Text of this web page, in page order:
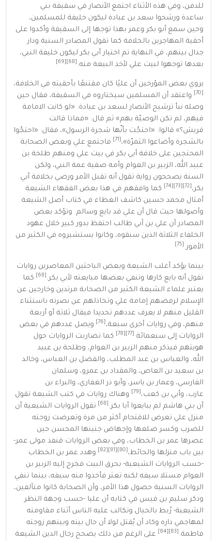
للدفن، وفي هذه الأثناء اجتمع الأنصارفي سقيفة بني
ساعدة ورشحوا سعد بن عبادة ليكون خليفة للمسلمين،
وحين سمع أبو بكر وعمر بهذا توجها إلى السقيفة وأكدوا على
أحقية المهاجرين بالخلافة كما تقول المصادر السنية ودار
جدال بينهم، في النهاية تم اختيار أبي بكر ليكون خليفة النبي،
بعدها توجهوا لبيت علي لأخذ البيعة منه.
يروي بعض المؤرخين أن عليًا كان مقتنعًا بأحقيته في الخلافة،
واعتقد أن المسلمين سيختاروه في السقيفة، فقال حين
وصله نبأ ترشيح الأنصار لسعد بن عبادة: «لو كانت الامامة
فيهم، لم تكن الوصيّة بهم» ثم قال: «فماذا قالت
قريش؟» قالوا: «احتجّت بأنّها شجرة الرسول»، فقال: «احتجّوا
بالشجرة وأضاعوا الثمرّة»،
فاجتمع علي وبعض الصحابة
المحتجين على خلافة أبي بكر في بيت علي ومنهم طلحة بن
عبيد الله، الزبير بن العوام وأمه صفية عمة النبي، ولكن
السنة يصححون رواية تقول أنه تقبل الأمر ورضي بخلافة أبي
بكر،
كما وافقهم في هذا بعض الفقهاء الشيعة
أمثال محمد حسين كاشف الغطاء في كتاب أصل الشيعة
وأصولها حيث قال أن علي قد بايع وسالم. وتؤكد بعض
المصادر أن علي بن أبي طالب احتفظ بدور كبير خلال عهود
الخلفاء الثلاثة الذين سبقوه، وكانوا يستشيروه في الكثير من
الأمور.
بينما يؤكد أغلب الشيعة وبعض الباحثين المعاصرين روايات
تقول أنه بايع كارها وتنفي بعضها مبايعته لأبي بكر.
كما
يعتبر علماء الشيعة الكثير من الصحابة مرتدين وخارجين عن
الإسلام لرفضهم إمامة علي وتخاذلهم عن نصرته باستثناء
القليل منهم لا يعرف عددهم تحديدا فيقال ثلاثة أو أربعة
منهم، وفي روايات أخرى سبعة،
ويصل عددهم في بعض
الروايات إلى سبعمائة
كما تضاربت الروايات حول
هويتهم فيذكر منهم الزبير بن العوام، وطلحة بن عبيد
الله، والعباس بن عبد المطلب، والفضل بن العباس، وخالد
بن سعيد بن العاص، والمقداد بن عمرو، وسلمان
الفارسي، وعمار بن ياسر، وأبو ذر الغفاري، والبراء بن
عازب، وأبي بن كعب،
وهناك روايات في كتب الشيعة تقول
أن بني هاشم لم يبايعوا أبا بكر.
تقول الروايات الشيعية أن
منزل علي تعرض للاقتحام أكثر من مرة وتعرضت زوجته
للضرب وكسر ضلعها وإجهاض جنينها المحسن حين
عصرها عمر بن الخطاب، وفي بعض الروايات قنفذ مولى عمر-
بين باب منزلها والحائط،
وهدد عمر بن الخطاب
-حسب الروايات الشيعية- بحرق البيت فخرج إليه الزبير بن
العوام مستلا سيفه لكنه تعثر فأخذوا منه سيفه، بينما تنفي
الروايات السنية حصول هذا الأمر، وأن الصحابة كانوا متآلفين،
وذكر سليم بن قيس في كتابه أن عليا -حسب وجهة النظر
الشيعية- رُبط بالحبال وتكالب عليه الناس أثناء مقاومته
لمهاجمي داره وكاد أن يُقتل لولا أن حال بينه وبينهم زوجته
فاطمة.
على الرغم من ذلك يصحح رجال الدين الشيعة